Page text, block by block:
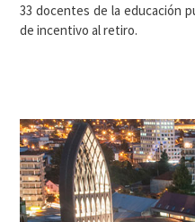
33 docentes de la educación
de incentivo al retiro.